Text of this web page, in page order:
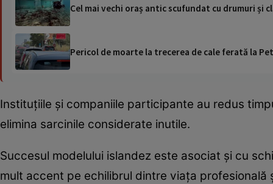
Cel mai vechi oraș antic scufundat cu drumuri și
Pericol de moarte la trecerea de cale ferată la
Instituțiile și companiile participante au redus
elimina sarcinile considerate inutile.
Succesul modelului islandez este asociat și cu
mult accent pe echilibrul dintre viața profesională